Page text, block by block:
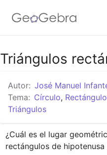
Google Classroom
GeoGebra Classroom
Triángulos
Autor: José Manuel
Tema: Círculo, Rectángulo
Triángulos
¿Cuál es el lugar
rectángulos de hipotenusa